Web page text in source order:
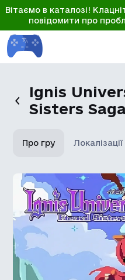
Вітаємо в каталозі!
повідомити про
Ignis
Sisters
Про гру Локалізації